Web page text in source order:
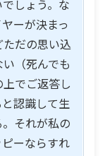
しょう。な
ーが決まっ
だの思い込
（死んでも
でご返答し
認識して生
それが私の
ーならすれ